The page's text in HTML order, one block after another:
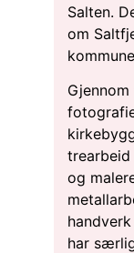
Salten.
om
trearbeid
og
har